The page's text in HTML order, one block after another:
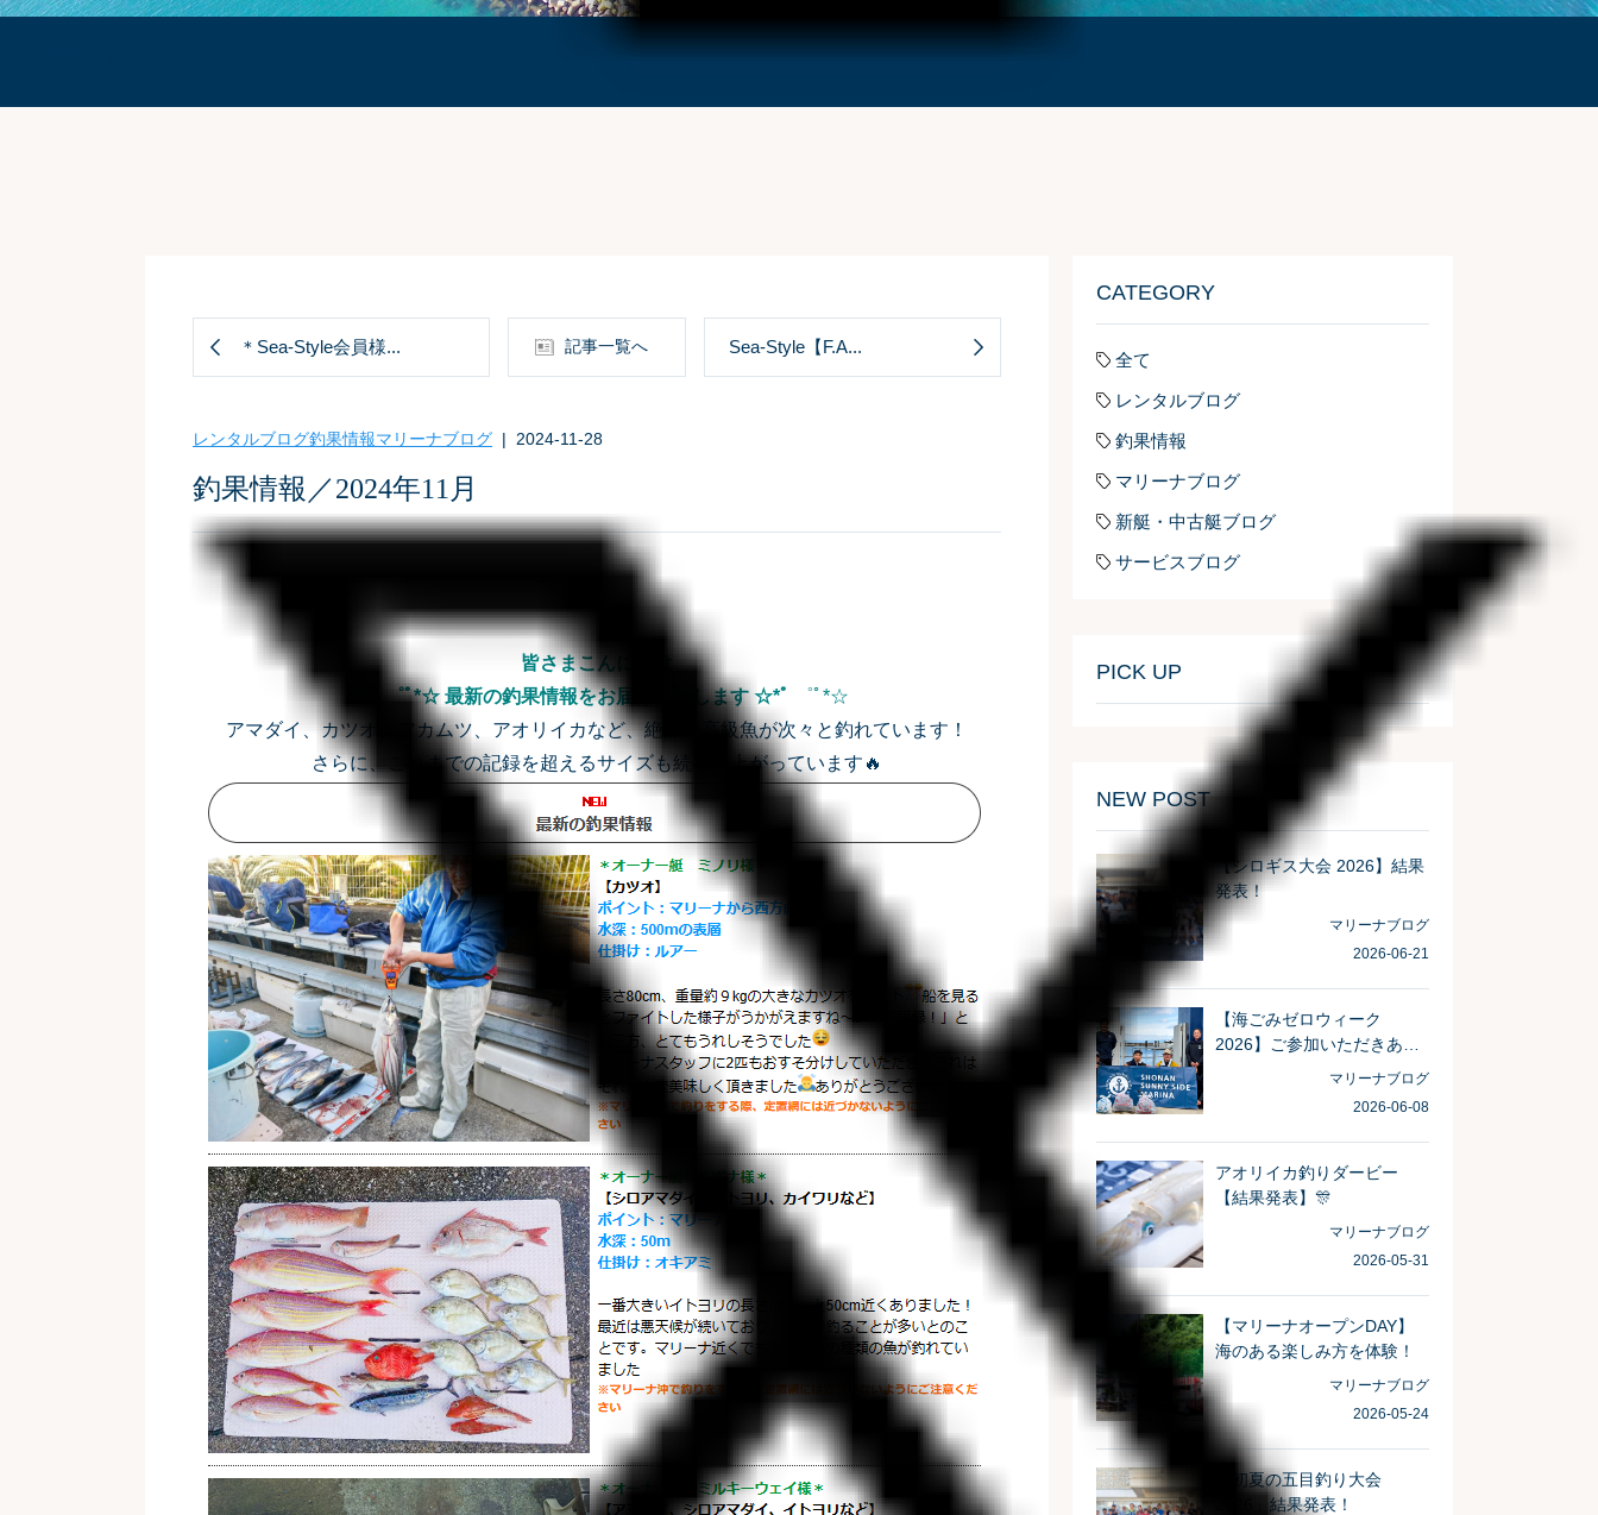
記事一覧へ
＊Sea-Style会員様... Sea-Style【F.A...
レンタルブログ釣果情報マリーナブログ | 2024-11-28
釣果情報／2024年11月
皆さまこんにちは
☆*ﾟ ゜ﾟ*☆ 最新の釣果情報をお届けいたします ☆*ﾟ
゜ﾟ*☆
アマダイ、カツオ、アカムツ、アオリイカなど、絶品の高級魚が次々と釣れています！
さらに、これまでの記録を超えるサイズも続々と上がっています🔥
CATEGORY
全て
レンタルブログ
釣果情報
マリーナブログ
新艇・中古艇ブログ
サービスブログ
PICK UP
NEW POST
【シロギス大会 2026】結果
発表！
マリーナブログ
2026-06-21
【海ごみゼロウィーク
2026】ご参加いただきあり
がとうございました！マリーナブログ
2026-06-08
アオリイカ釣りダービー
【結果発表】🎊
マリーナブログ
2026-05-31
【マリーナオープンDAY】
海のある楽しみ方を体験！
マリーナブログ
2026-05-24
「初夏の五目釣り大会
2026」結果発表！